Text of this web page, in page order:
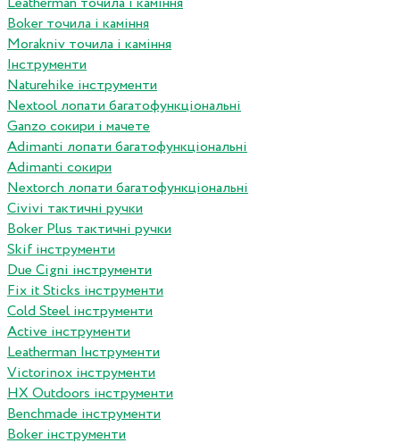
Boker точила і каміння
Morakniv точила і каміння
Інструменти
Naturehike інструменти
Nextool лопати багатофункціональні
Ganzo сокири і мачете
Adimanti лопати багатофункціональні
Adimanti сокири
Nextorch лопати багатофункціональні
Сivivi тактичні ручки
Boker Plus тактичні ручки
Skif інструменти
Due Cigni інструменти
Fix it Sticks інструменти
Сold Steel інструменти
Active інструменти
Leatherman Інструменти
Victorinox інструменти
HX Outdoors інструменти
Benchmade інструменти
Boker інструменти